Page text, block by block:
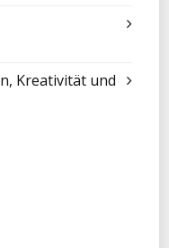
Kreativität und